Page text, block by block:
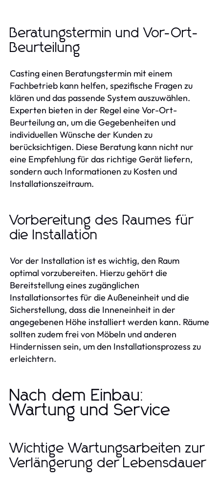
Beratungstermin und Vor-Ort-
Beurteilung
Casting einen Beratungstermin mit einem
Fachbetrieb kann helfen, spezifische Fragen zu
klären und das passende System auszuwählen.
Experten bieten in der Regel eine Vor-Ort-
Beurteilung an, um die Gegebenheiten und
individuellen Wünsche der Kunden zu
berücksichtigen. Diese Beratung kann nicht nur
eine Empfehlung für das richtige Gerät liefern,
sondern auch Informationen zu Kosten und
Installationszeitraum.
Vorbereitung des Raumes für
die Installation
Vor der Installation ist es wichtig, den Raum
optimal vorzubereiten. Hierzu gehört die
Bereitstellung eines zugänglichen
Installationsortes für die Außeneinheit und die
Sicherstellung, dass die Inneneinheit in der
angegebenen Höhe installiert werden kann. Räume
sollten zudem frei von Möbeln und anderen
Hindernissen sein, um den Installationsprozess zu
erleichtern.
Nach dem Einbau:
Wartung und Service
Wichtige Wartungsarbeiten zur
Verlängerung der Lebensdauer